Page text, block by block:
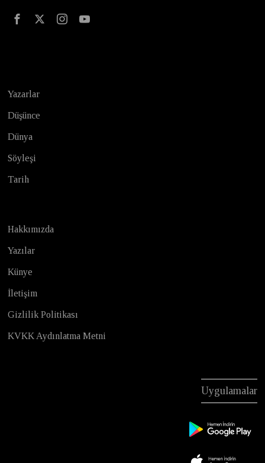
Yazarlar
Düşünce
Dünya
Söyleşi
Tarih
Hakkımızda
Yazılar
Künye
İletişim
Gizlilik Politikası
KVKK Aydınlatma Metni
Uygulamalar